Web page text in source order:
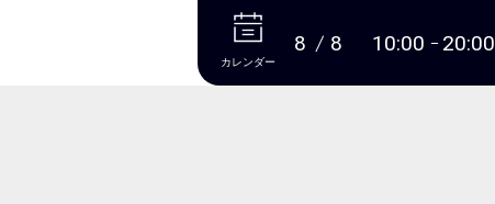
本文へ
カレンダー
8 8 10:00 20:00